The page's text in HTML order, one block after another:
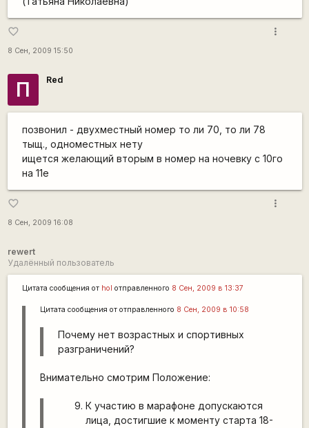
favorite_border
8 Сен, 2009 15:50
more_vert
П Red
позвонил - двухместный номер то ли 70, то ли 78
тыщ., одноместных нету
ищется желающий вторым в номер на ночевку с 10го
на 11е
favorite_border
8 Сен, 2009 16:08
more_vert
rewert
Удалённый пользователь
Цитата сообщения от hol отправленного 8 Сен, 2009 в 13:37
Цитата сообщения от отправленного 8 Сен, 2009 в 10:58
Почему нет возрастных и спортивных
разграничений?
Внимательно смотрим Положение:
К участию в марафоне допускаются
лица, достигшие к моменту старта 18-